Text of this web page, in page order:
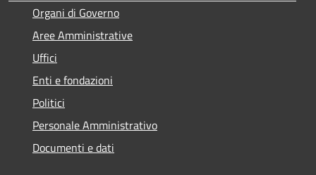
Organi di Governo
Aree Amministrative
Uffici
Enti e fondazioni
Politici
Personale Amministrativo
Documenti e dati